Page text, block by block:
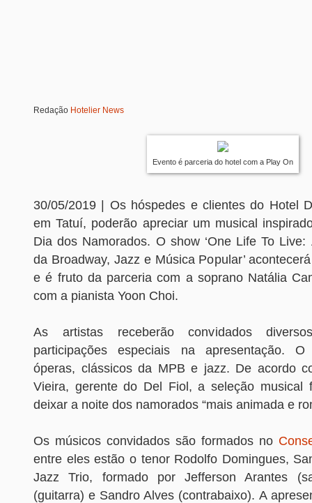
Redação Hotelier News
Evento é parceria do hotel com a Play On
30/05/2019 | Os hóspedes e clientes do Hotel
em Tatuí, poderão apreciar um musical
Dia dos Namorados. O show ‘One Life To
da Broadway, Jazz e Música Popular’
e é fruto da parceria com a soprano Natália
com a pianista Yoon Choi.
As artistas receberão convidados
participações especiais na apresentação.
óperas, clássicos da MPB e jazz. De acordo
Vieira, gerente do Del Fiol, a seleção musical
deixar a noite dos namorados “mais animada e
Os músicos convidados são formados no
entre eles estão o tenor Rodolfo Domingues,
Jazz Trio, formado por Jefferson Arantes
(guitarra) e Sandro Alves (contrabaixo). A